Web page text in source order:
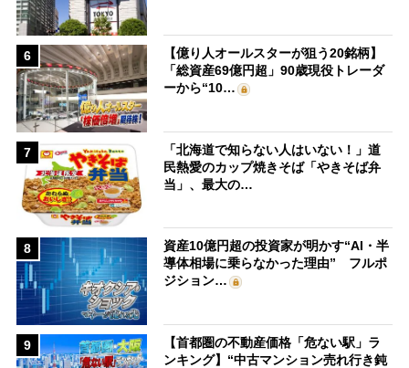
6
【億り人オールスターが狙う20銘柄】
「総資産69億円超」90歳現役トレーダ
ーから“10…
7
「北海道で知らない人はいない！」道
民熱愛のカップ焼きそば「やきそば弁
当」、最大の…
8
資産10億円超の投資家が明かす“AI・半
導体相場に乗らなかった理由” フルポ
ジション…
9
【首都圏の不動産価格「危ない駅」ラ
ンキング】“中古マンション売れ行き鈍